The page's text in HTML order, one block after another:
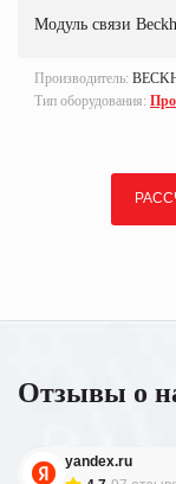
Модуль связи
Производитель:
Тип оборудования:
Отзывы о
yandex.ru